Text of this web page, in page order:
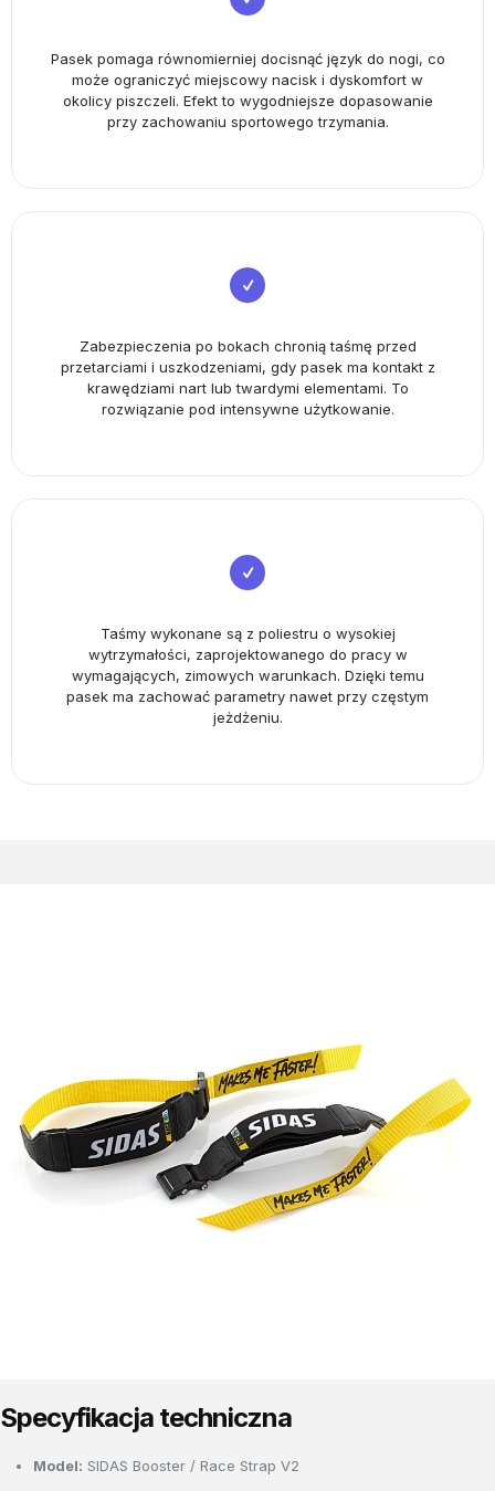
Pasek pomaga równomierniej docisnąć język do nogi, co
może ograniczyć miejscowy nacisk i dyskomfort w
okolicy piszczeli. Efekt to wygodniejsze dopasowanie
przy zachowaniu sportowego trzymania.
Zabezpieczenia po bokach chronią taśmę przed
przetarciami i uszkodzeniami, gdy pasek ma kontakt z
krawędziami nart lub twardymi elementami. To
rozwiązanie pod intensywne użytkowanie.
Taśmy wykonane są z poliestru o wysokiej
wytrzymałości, zaprojektowanego do pracy w
wymagających, zimowych warunkach. Dzięki temu
pasek ma zachować parametry nawet przy częstym
jeżdżeniu.
Specyfikacja techniczna
Model: SIDAS Booster / Race Strap V2